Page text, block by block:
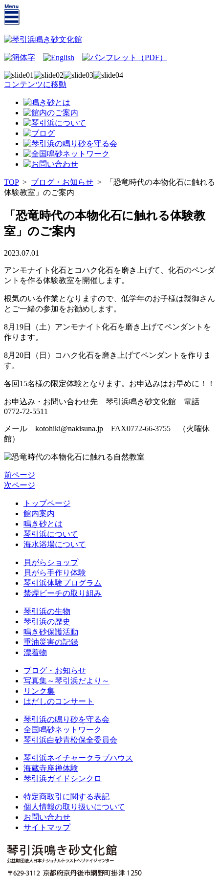
コンテンツに移動
TOP> ブログ・お知らせ >
「恐竜時代の本物化石に触れる
体験教室」のご案内
「恐竜時代の本物化石に触れる体験教
室」のご案内
2023.07.01
アンモナイト化石とコハク化石を磨き上げて、化石のペンダ
ントを作る体験教室を開催します。
根気のいる作業となりますので、低学年のお子様は親御さん
とご一緒の参加をお勧めします。
8月19日（土）アンモナイト化石を磨き上げてペンダントを
作ります。
8月20日（日）コハク化石を磨き上げてペンダントを作りま
す。
各回15名様の限定体験となります。お申込みはお早めに！！
お申込み・お問い合わせ先 琴引浜鳴き砂文化館 電話
0772-72-5511
メール kotohiki@nakisuna.jp FAX0772-66-3755 （火曜休
館）
前ページ
次ページ
トップページ
館内案内
鳴き砂とは
琴引浜について
海水浴場について
貝がらショップ
貝がら手作り体験
琴引浜体験プログラム
禁煙ビーチの取り組み
琴引浜の生物
琴引浜の歴史
鳴き砂保護活動
重油災害の記録
漂着物
ブログ・お知らせ
写真集～琴引浜だより～
リンク集
はだしのコンサート
琴引浜の鳴り砂を守る会
全国鳴砂ネットワーク
琴引浜白砂青松保全委員会
琴引浜ネイチャークラブハウス
海蔵寺座禅体験
琴引浜ガイドシンクロ
特定商取引に関する表記
個人情報の取り扱いについて
お問い合わせ
サイトマップ